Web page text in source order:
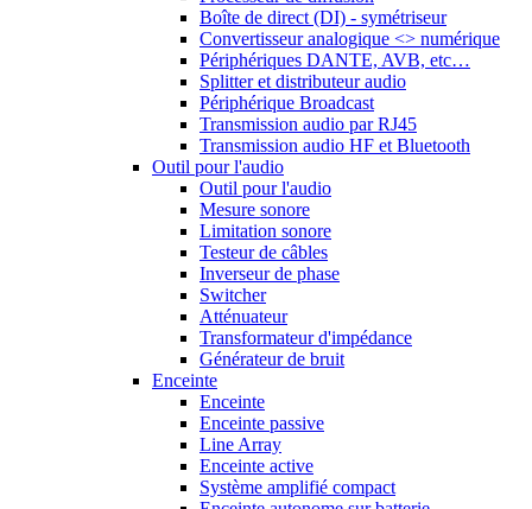
Boîte de direct (DI) - symétriseur
Convertisseur analogique <> numérique
Périphériques DANTE, AVB, etc…
Splitter et distributeur audio
Périphérique Broadcast
Transmission audio par RJ45
Transmission audio HF et Bluetooth
Outil pour l'audio
Outil pour l'audio
Mesure sonore
Limitation sonore
Testeur de câbles
Inverseur de phase
Switcher
Atténuateur
Transformateur d'impédance
Générateur de bruit
Enceinte
Enceinte
Enceinte passive
Line Array
Enceinte active
Système amplifié compact